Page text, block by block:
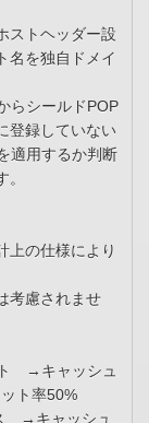
ストヘッダー設
名を独自ドメイ
らシールドPOP
登録していない
適用するか判断
上の仕様により
考慮されませ
ト →キャッシュ
ト率50%
→キャッシュ